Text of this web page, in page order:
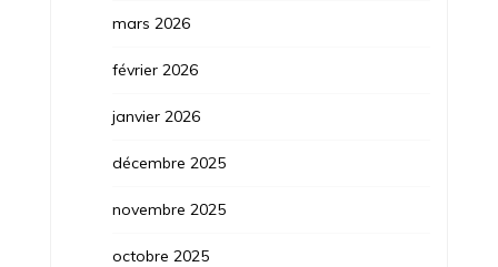
mars 2026
février 2026
janvier 2026
décembre 2025
novembre 2025
octobre 2025